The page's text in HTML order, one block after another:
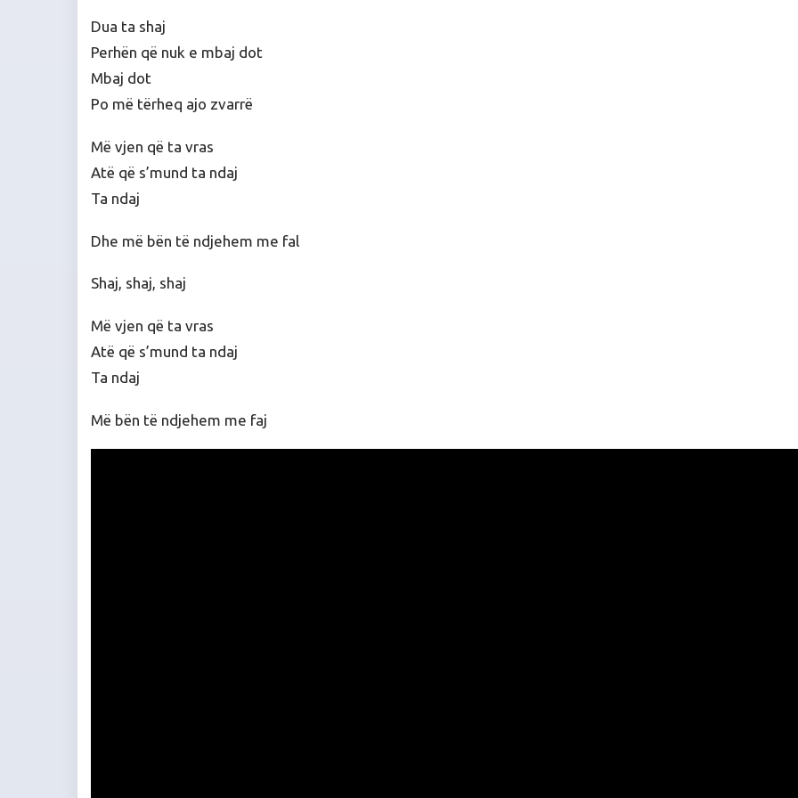
Dua ta shaj
Perhën që nuk e mbaj dot
Mbaj dot
Po më tërheq ajo zvarrë
Më vjen që ta vras
Atë që s’mund ta ndaj
Ta ndaj
Dhe më bën të ndjehem me fal
Shaj, shaj, shaj
Më vjen që ta vras
Atë që s’mund ta ndaj
Ta ndaj
Më bën të ndjehem me faj